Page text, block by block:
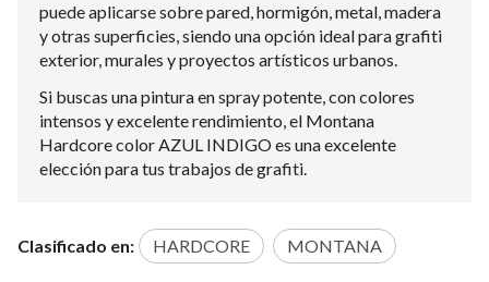
puede aplicarse sobre pared, hormigón, metal, madera
y otras superficies, siendo una opción ideal para grafiti
exterior, murales y proyectos artísticos urbanos.
Si buscas una pintura en spray potente, con colores
intensos y excelente rendimiento, el Montana
Hardcore color AZUL INDIGO es una excelente
elección para tus trabajos de grafiti.
Clasificado en: HARDCORE MONTANA